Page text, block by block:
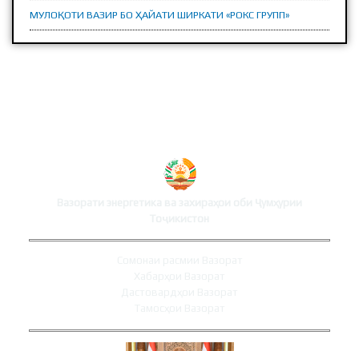
МУЛОҚОТИ ВАЗИР БО ҲАЙАТИ ШИРКАТИ «РОКС ГРУПП»